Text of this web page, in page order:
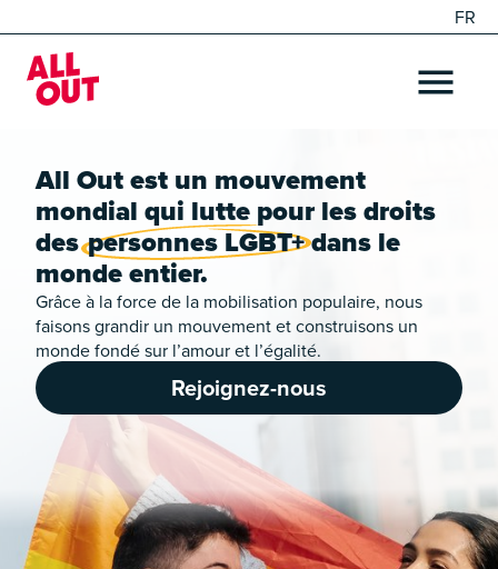
FR
Home
OPEN
All Out est un mouvement
mondial qui lutte pour les droits
despersonnes LGBT+dans le
monde entier.
Grâce à la force de la mobilisation populaire, nous
faisons grandir un mouvement et construisons un
monde fondé sur l’amour et l’égalité.
Rejoignez-nous